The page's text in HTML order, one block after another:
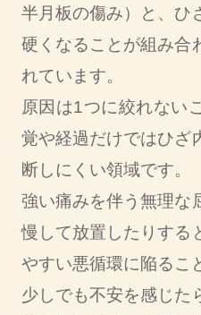
半月板の傷み）と、ひ
硬くなることが組み合
れています。
原因は1つに絞れない
覚や経過だけではひざ
断しにくい領域です。
強い痛みを伴う無理な
慢して放置したりする
やすい悪循環に陥るこ
少しでも不安を感じた